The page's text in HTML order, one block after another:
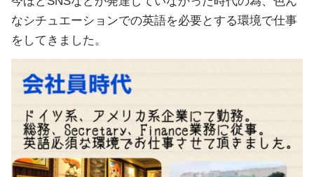
なシチュエーションでの英語を必要とする環境で仕事
をしてきました。